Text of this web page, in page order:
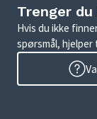
Trenger du
Hvis du ikke
spørsmål,